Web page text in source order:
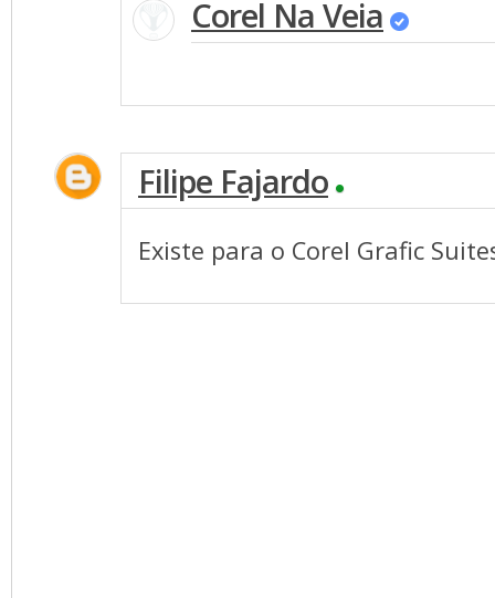
Corel Na Veia
Filipe Fajardo
Existe para o Corel Grafic